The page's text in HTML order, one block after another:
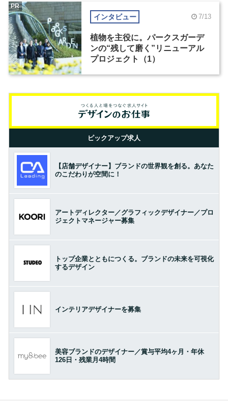
インタビュー 7/13
植物を主役に。パークスガーデ
ンの“残して磨く”リニューアル
プロジェクト（1）
PR
ピックアップ求人
【店舗デザイナー】ブランドの世界観を創る。あなた
のこだわりが空間に！
アートディレクター／グラフィックデザイナー／プロ
ジェクトマネージャー募集
トップ企業とともにつくる。ブランドの未来を可視化
するデザイン
インテリアデザイナーを募集
美容ブランドのデザイナー／賞与平均4ヶ月・年休
126日・残業月4時間